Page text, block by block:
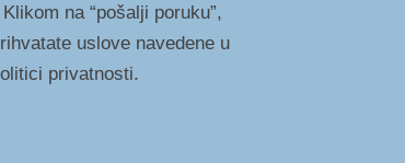
na “pošalji poruku”,
uslove navedene u
privatnosti.